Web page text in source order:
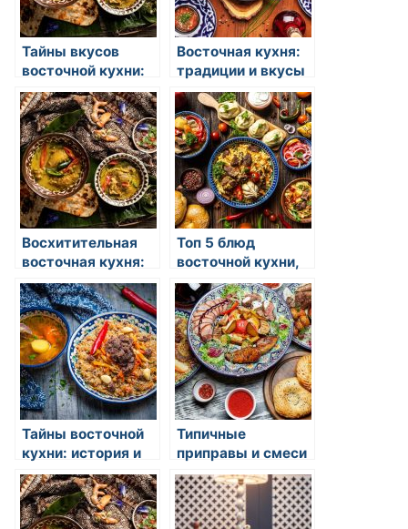
Тайны вкусов
восточной кухни:
история,
разнообразие и
уникальная
культура
Восточная кухня:
традиции и вкусы
Восхитительная
восточная кухня:
объедение вкусов
и ароматов
Топ 5 блюд
восточной кухни,
которые стоит
попробовать
Тайны восточной
кухни: история и
традиции
Типичные
приправы и смеси
специй в
азиатской
гастрономии